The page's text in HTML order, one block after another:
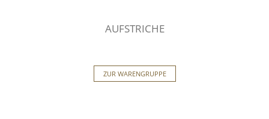
AUFSTRICHE
ZUR WARENGRUPPE